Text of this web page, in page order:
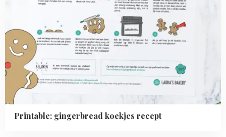
Printable: gingerbread koekjes recept